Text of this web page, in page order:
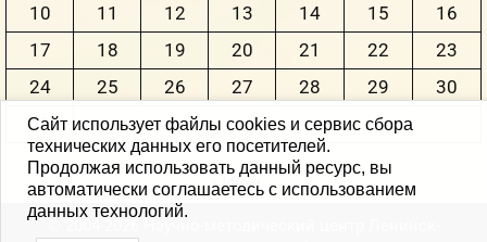
10
11 12 13 14 15
16
17
18 19 20 21 22
23
24
25 26 27 28 29
30
31
« Июн
Сайт использует файлы cookies и сервис сбора
технических данных его посетителей.
Продолжая использовать данный ресурс, вы
автоматически соглашаетесь с использованием
данных технологий.